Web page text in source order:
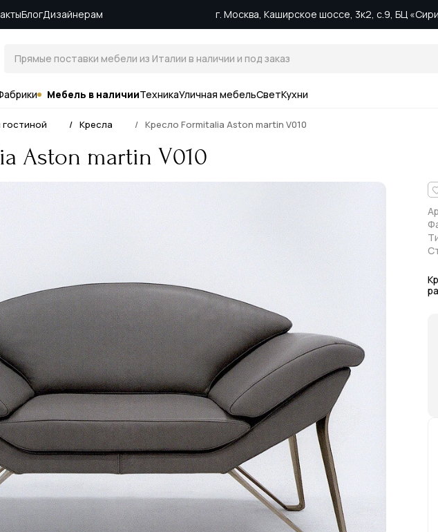
БлогДизайнерам г. Москва, Каширское шоссе, 3к2, с.9, БЦ
Мебель в наличииТехникаУличная мебельСветКухни
Кресла Кресло Formitalia Aston martin V010
Aston martin V010